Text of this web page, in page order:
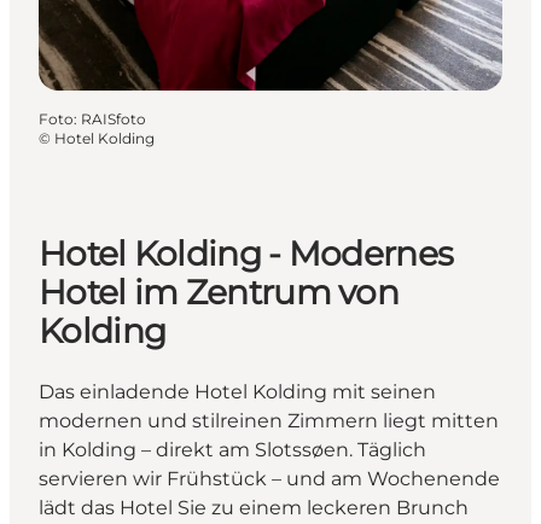
Foto: RAISfoto
© Hotel Kolding
Hotel Kolding - Modernes
Hotel im Zentrum von
Kolding
Das einladende Hotel Kolding mit seinen
modernen und stilreinen Zimmern liegt mitten
in Kolding – direkt am Slotssøen. Täglich
servieren wir Frühstück – und am Wochenende
lädt das Hotel Sie zu einem leckeren Brunch